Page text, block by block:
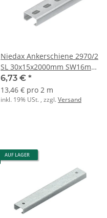
Niedax Ankerschiene 2970/2
SL 30x15x2000mm SW16mm
gelocht
6,73 € *
13,46 € pro 2 m
inkl. 19% USt. , zzgl.Versand
AUF LAGER